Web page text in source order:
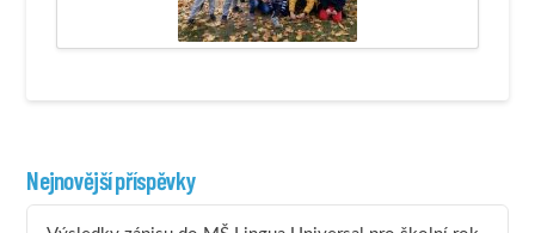
Nejnovější příspěvky